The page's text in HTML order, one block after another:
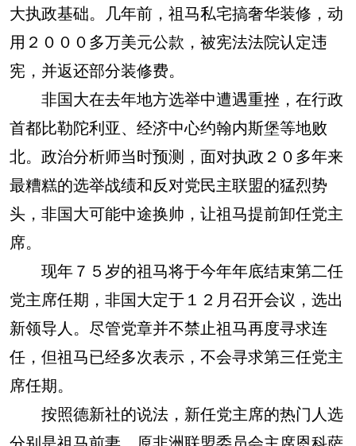
大执政基础。几年前，祖马私宅搞奢华装修，动
用２０００多万美元公款，被宪法法院认定违
宪，并返还部分装修费。
非国大在去年地方选举中遭遇重挫，在行政
首都比勒陀利亚、经济中心约翰内斯堡等地败
北。政治分析师当时预测，面对执政２０多年来
最糟糕的选举战绩和反对党民主联盟的猛烈势
头，非国大可能中途换帅，让祖马提前卸任党主
席。
现年７５岁的祖马将于今年年底结束第二任
党主席任期，非国大定于１２月召开会议，选出
新领导人。尽管党章并不禁止祖马再度寻求连
任，但祖马已经多次表示，不会寻求第三任党主
席任期。
按照德新社的说法，新任党主席的热门人选